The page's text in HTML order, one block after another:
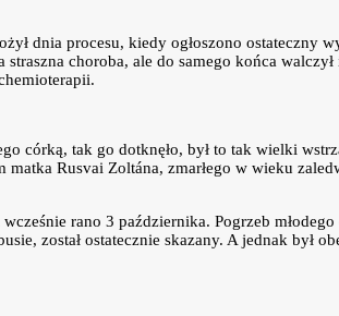
dnia procesu, kiedy ogłoszono ostateczny
choroba, ale do samego końca
córką, tak go dotknęło, był to tak wielki
Rusvai Zoltána, zmarłego w wieku
rano 3 października. Pogrzeb
został ostatecznie skazany. A jednak był